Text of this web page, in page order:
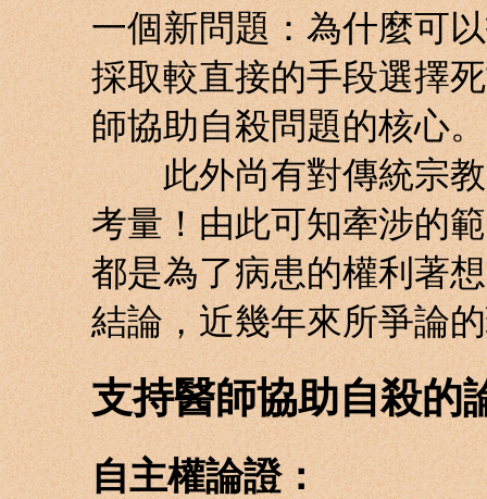
一個新問題：為什麼可
採取較直接的手段選擇
師協助自殺問題的核心。
此外尚有對傳統宗教
考量！由此可知牽涉的
都是為了病患的權利著
結論，近幾年來所爭論
支持醫師協助自殺的
自主權論證：